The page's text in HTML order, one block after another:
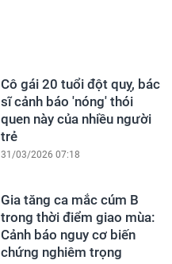
Cô gái 20 tuổi đột quỵ, bác
sĩ cảnh báo 'nóng' thói
quen này của nhiều người
trẻ
31/03/2026 07:18
Gia tăng ca mắc cúm B
trong thời điểm giao mùa:
Cảnh báo nguy cơ biến
chứng nghiêm trọng